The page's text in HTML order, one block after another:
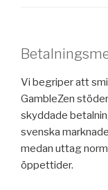
Vi begriper att
GambleZen
skyddade
svenska
medan uttag
öppettider.